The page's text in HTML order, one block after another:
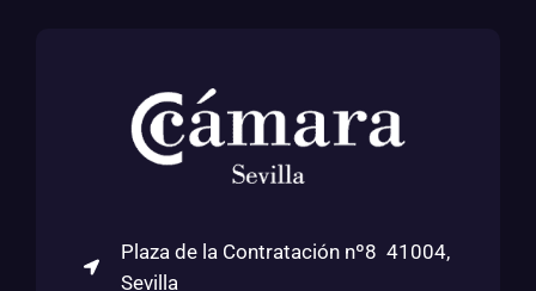
Plaza de la Contratación nº8 41004,
Sevilla